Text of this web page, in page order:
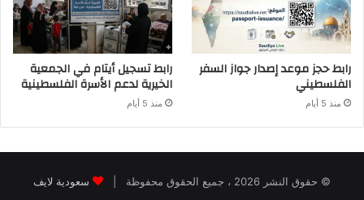
رابط حجز موعد إصدار جواز السفر
الفلسطيني
منذ 5 أيام
رابط تسجيل أيتام في الجمعية
الخيرية لدعم الأسرة الفلسطينية
منذ 5 أيام
© حقوق النشر 2026 ، جميع الحقوق محفوظة |
سعودية لايف